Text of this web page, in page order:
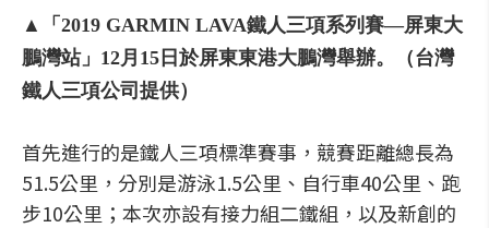
▲「2019 GARMIN LAVA鐵人三項系列賽—屏東大
鵬灣站」12月15日於屏東東港大鵬灣舉辦。（台灣
鐵人三項公司提供）
首先進行的是鐵人三項標準賽事，競賽距離總長為
51.5公里，分別是游泳1.5公里、自行車40公里、跑
步10公里；本次亦設有接力組二鐵組，以及新創的